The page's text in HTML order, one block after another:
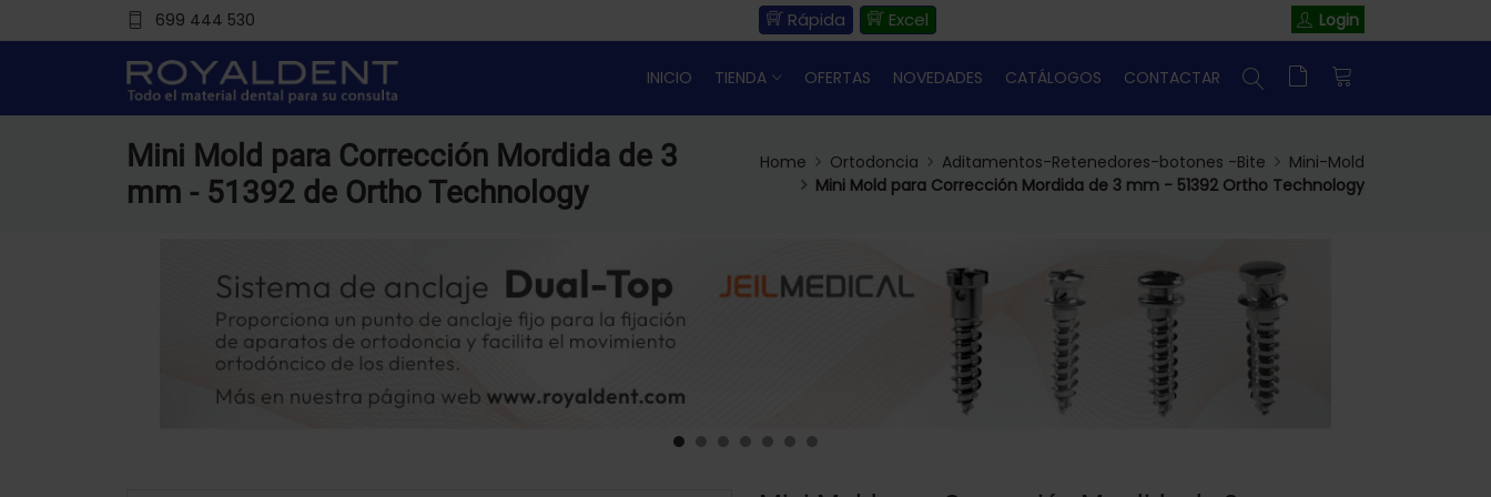
699 444 530 Rápida Excel Login
INICIO TIENDA OFERTAS NOVEDADES CATÁLOGOS CONTACTAR
Mini Mold para Corrección Mordida de 3
mm - 51392 de Ortho Technology
Home Ortodoncia Aditamentos-Retenedores-botones -Bite
Mini-Mold
Mini Mold para Corrección Mordida de 3 mm - 51392 Ortho Technology